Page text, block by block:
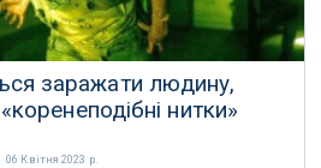
заражати людину,
нитки»
06 Квітня 2023 р.